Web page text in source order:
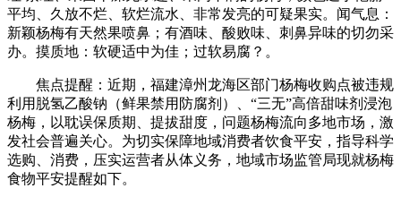
平均、久放不烂、软烂流水、非常发亮的可疑果实。闻气息：
新颖杨梅有天然果喷鼻；有酒味、酸败味、刺鼻异味的切勿采
办。摸质地：软硬适中为佳；过软易腐？。
焦点提醒：近期，福建漳州龙海区部门杨梅收购点被违规
利用脱氢乙酸钠（鲜果禁用防腐剂）、“三无”高倍甜味剂浸泡
杨梅，以耽误保质期、提拔甜度，问题杨梅流向多地市场，激
发社会普遍关心。为切实保障地域消费者饮食平安，指导科学
选购、消费，压实运营者从体义务，地域市场监管局现就杨梅
食物平安提醒如下。